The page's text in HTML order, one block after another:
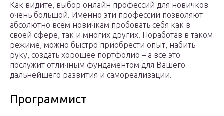
Как видите, выбор онлайн профессий для новичков
очень большой. Именно эти профессии позволяют
абсолютно всем новичкам пробовать себя как в
своей сфере, так и многих других. Поработав в таком
режиме, можно быстро приобрести опыт, набить
руку, создать хорошее портфолио – а все это
послужит отличным фундаментом для Вашего
дальнейшего развития и самореализации.
Программист